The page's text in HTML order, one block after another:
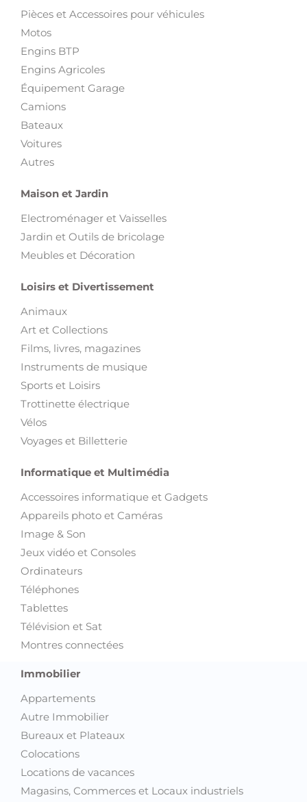
Pièces et Accessoires pour véhicules
Motos
Engins BTP
Engins Agricoles
Équipement Garage
Camions
Bateaux
Voitures
Autres
Maison et Jardin
Electroménager et Vaisselles
Jardin et Outils de bricolage
Meubles et Décoration
Loisirs et Divertissement
Animaux
Art et Collections
Films, livres, magazines
Instruments de musique
Sports et Loisirs
Trottinette électrique
Vélos
Voyages et Billetterie
Informatique et Multimédia
Accessoires informatique et Gadgets
Appareils photo et Caméras
Image & Son
Jeux vidéo et Consoles
Ordinateurs
Téléphones
Tablettes
Télévision et Sat
Montres connectées
Immobilier
Appartements
Autre Immobilier
Bureaux et Plateaux
Colocations
Locations de vacances
Magasins, Commerces et Locaux industriels